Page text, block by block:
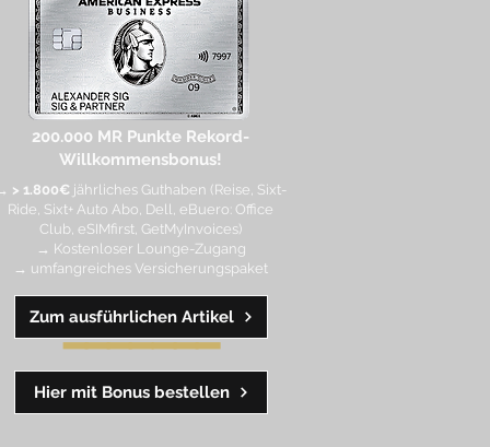
200.000 MR Punkte Rekord-
Willkommensbonus!
> 1.800€ jährliches Guthaben (Reise, Sixt-
Ride, Sixt+ Auto Abo, Dell, eBuero: Office
Club, eSIMfirst, GetMyInvoices)
→ Kostenloser Lounge-Zugang
→ umfangreiches Versicherungspaket
━━━━━━━
Hier mit Bonus bestellen
Zum ausführlichen Artikel